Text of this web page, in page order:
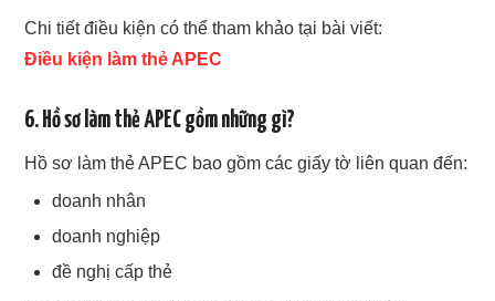
Chi tiết điều kiện có thể tham khảo tại bài viết:
Điều kiện làm thẻ APEC
6. Hồ sơ làm thẻ APEC gồm những gì?
Hồ sơ làm thẻ APEC bao gồm các giấy tờ liên quan đến:
doanh nhân
doanh nghiệp
đề nghị cấp thẻ